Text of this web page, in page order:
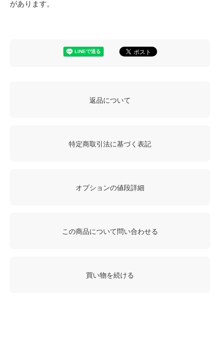
があります。
返品について
特定商取引法に基づく表記
オプションの値段詳細
この商品について問い合わせる
買い物を続ける